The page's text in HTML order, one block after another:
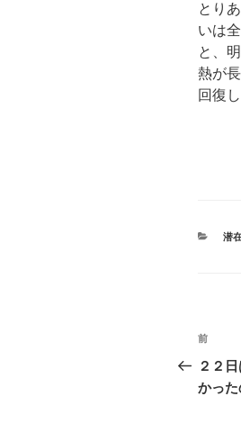
とり
いは
と、
熱が
回復
カ
潜
投
稿
ナ
前
の
投
前
２２
かっ